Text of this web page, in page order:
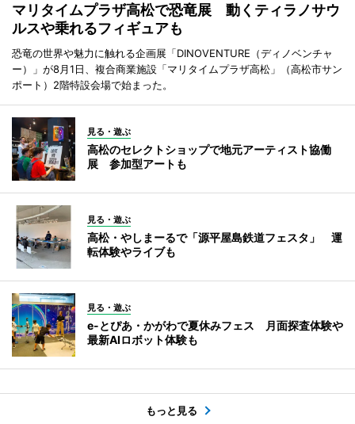
マリタイムプラザ高松で恐竜展 動くティラノサウ
ルスや乗れるフィギュアも
恐竜の世界や魅力に触れる企画展「DINOVENTURE（ディノベンチャ
ー）」が8月1日、複合商業施設「マリタイムプラザ高松」（高松市サン
ポート）2階特設会場で始まった。
見る・遊ぶ
高松のセレクトショップで地元アーティスト協働
展 参加型アートも
見る・遊ぶ
高松・やしまーるで「源平屋島鉄道フェスタ」 運
転体験やライブも
見る・遊ぶ
e-とぴあ・かがわで夏休みフェス 月面探査体験や
最新AIロボット体験も
もっと見る